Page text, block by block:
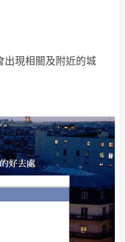
出現相關及附近的城